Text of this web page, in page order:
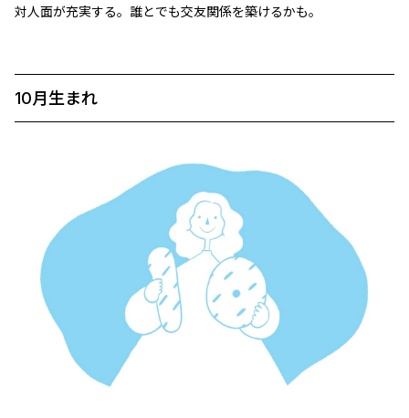
対人面が充実する。誰とでも交友関係を築けるかも。
10月生まれ